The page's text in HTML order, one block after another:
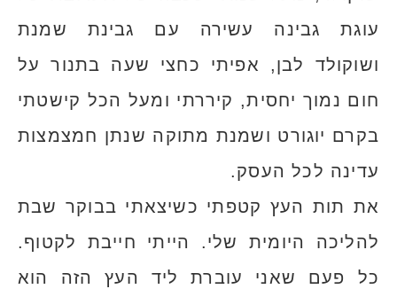
עוגת גבינה עשירה עם גבינת שמנת
ושוקולד לבן, אפיתי כחצי שעה בתנור על
חום נמוך יחסית, קיררתי ומעל הכל קישטתי
בקרם יוגורט ושמנת מתוקה שנתן חמצמצות
עדינה לכל העסק.
את תות העץ קטפתי כשיצאתי בבוקר שבת
להליכה היומית שלי. הייתי חייבת לקטוף.
כל פעם שאני עוברת ליד העץ הזה הוא